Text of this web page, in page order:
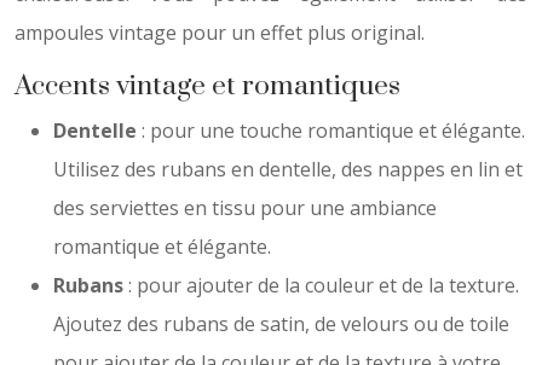
ampoules vintage pour un effet plus original.
Accents vintage et romantiques
Dentelle : pour une touche romantique et élégante.
Utilisez des rubans en dentelle, des nappes en lin et
des serviettes en tissu pour une ambiance
romantique et élégante.
Rubans: pour ajouter de la couleur et de la texture.
Ajoutez des rubans de satin, de velours ou de toile